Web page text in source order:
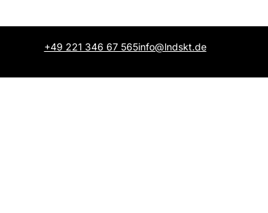
+49 221 346 67 565info@lndskt.de